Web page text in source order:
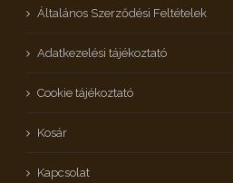
Általános Szerződési Feltételek
Adatkezelési tájékoztató
Cookie tájékoztató
Kosár
Kapcsolat